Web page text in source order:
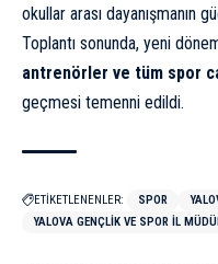
okullar arası dayanışmanın
Toplantı sonunda, yeni
antrenörler ve tüm spor
geçmesi temenni edildi.
ETİKETLENENLER: SPOR
YALOVA GENÇLIK VE SPOR IL